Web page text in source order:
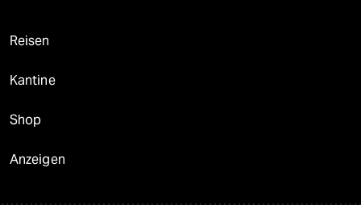
Reisen
Kantine
Shop
Anzeigen